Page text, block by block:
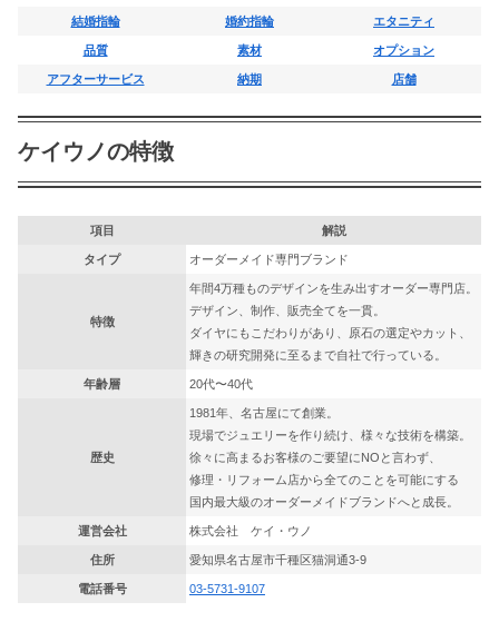
結婚指輪 婚約指輪 エタニティ
品質 素材 オプション
アフターサービス 納期 店舗
ケイウノの特徴
項目 解説
タイプ オーダーメイド専門ブランド
特徴
年間4万種ものデザインを生み出すオーダー専門店。
デザイン、制作、販売全てを一貫。
ダイヤにもこだわりがあり、原石の選定やカット、
輝きの研究開発に至るまで自社で行っている。
年齢層 20代〜40代
歴史
1981年、名古屋にて創業。
現場でジュエリーを作り続け、様々な技術を構築。
徐々に高まるお客様のご要望にNOと言わず、
修理・リフォーム店から全てのことを可能にする
国内最大級のオーダーメイドブランドへと成長。
運営会社 株式会社 ケイ・ウノ
住所 愛知県名古屋市千種区猫洞通3-9
電話番号 03-5731-9107